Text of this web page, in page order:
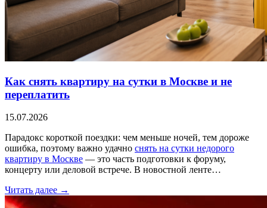
Как снять квартиру на сутки в Москве и не
переплатить
15.07.2026
Парадокс короткой поездки: чем меньше ночей, тем дороже
ошибка, поэтому важно удачно снять на сутки недорого
квартиру в Москве — это часть подготовки к форуму,
концерту или деловой встрече. В новостной ленте…
Читать далее →